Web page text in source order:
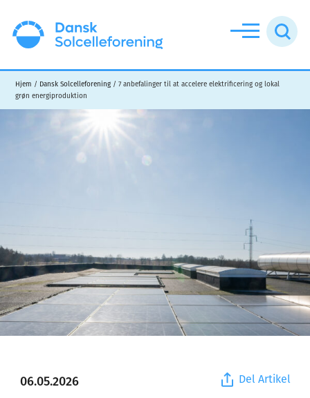
main
content
footer
menu
Dansk
Solcelleforening
Hjem / Dansk Solcelleforening / 7 anbefalinger til at accelere elektrificering og lokal
grøn energiproduktion
Del Artikel
06.05.2026